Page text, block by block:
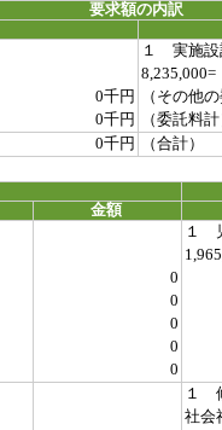
要求額の内訳
１ 実施設
8,235,000=
0千円 （その他
0千円 （委託料計
0千円 （合計）
金額
１
0
0
0
0
0
１
社会